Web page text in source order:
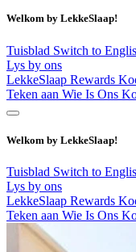
Welkom by LekkeSlaap!
Tuisblad Switch to
Lys by ons
LekkeSlaap Rewards
Teken aan Wie Is Ons
Welkom by LekkeSlaap!
Tuisblad Switch to
Lys by ons
LekkeSlaap Rewards
Teken aan Wie Is Ons